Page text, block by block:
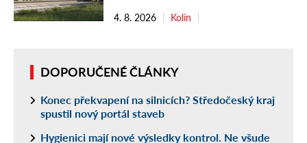
4. 8. 2026 Kolín
DOPORUČENÉ ČLÁNKY
Konec překvapení na silnicích? Středočeský kraj
spustil nový portál staveb
Hygienici mají nové výsledky kontrol. Ne všude